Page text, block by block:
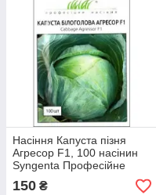
Насіння Капуста пізня
Агресор F1, 100 насінин
Syngenta Професійне
насіння
150 ₴